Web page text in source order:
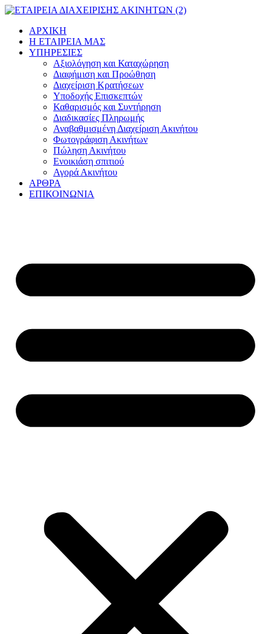
Μετάβαση
περιεχόμενο
ΑΡΧΙΚΗ
Η ΕΤΑΙΡΕΙΑ ΜΑΣ
ΥΠΗΡΕΣΙΕΣ
Αξιολόγηση και Καταχώρηση
Διαφήμιση και Προώθηση
Διαχείριση Κρατήσεων
Υποδοχής Επισκεπτών
Καθαρισμός και Συντήρηση
Διαδικασίες Πληρωμής
Αναβαθμισμένη Διαχείριση Ακινήτου
Φωτογράφιση Ακινήτων
Πώληση Ακινήτου
Ενοικιάση σπιτιού
Αγορά Ακινήτου
ΑΡΘΡΑ
ΕΠΙΚΟΙΝΩΝΙΑ